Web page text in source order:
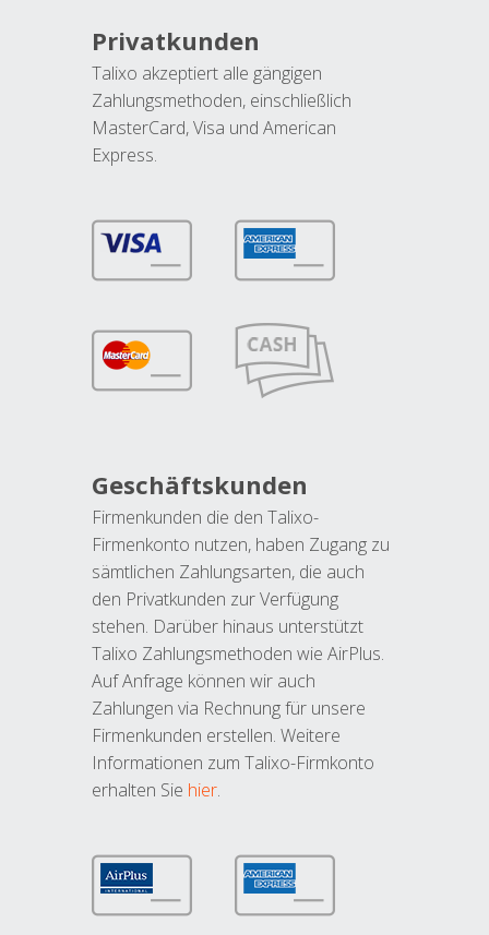
Privatkunden
Talixo akzeptiert alle gängigen
Zahlungsmethoden, einschließlich
MasterCard, Visa und American
Express.
Geschäftskunden
Firmenkunden die den Talixo-
Firmenkonto nutzen, haben Zugang zu
sämtlichen Zahlungsarten, die auch
den Privatkunden zur Verfügung
stehen. Darüber hinaus unterstützt
Talixo Zahlungsmethoden wie AirPlus.
Auf Anfrage können wir auch
Zahlungen via Rechnung für unsere
Firmenkunden erstellen. Weitere
Informationen zum Talixo-Firmkonto
erhalten Sie hier.